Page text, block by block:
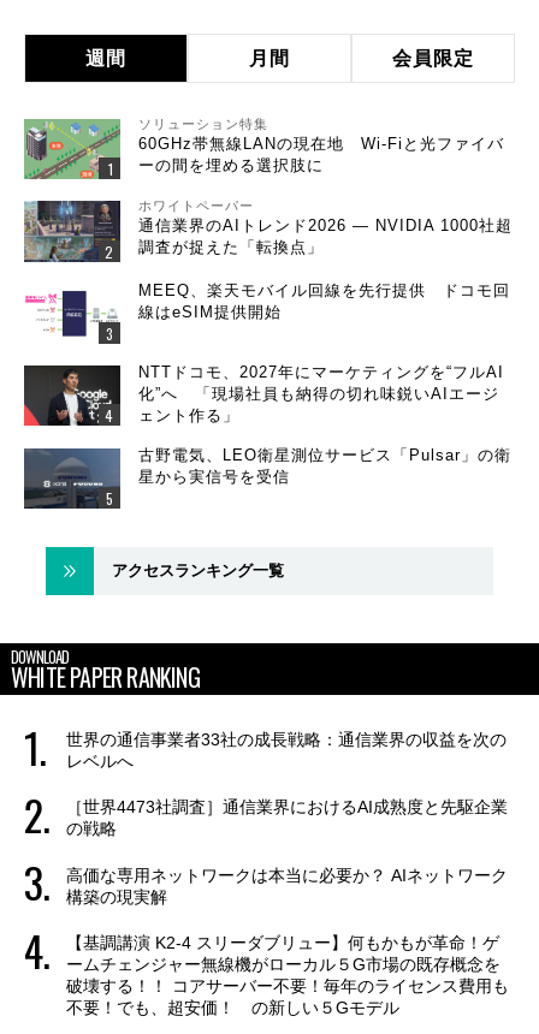
週間 月間 会員限定
ソリューション特集
60GHz帯無線LANの現在地 Wi-Fiと光ファイバ
ーの間を埋める選択肢に
ホワイトペーパー
通信業界のAIトレンド2026 ― NVIDIA 1000社超
調査が捉えた「転換点」
MEEQ、楽天モバイル回線を先行提供 ドコモ回
線はeSIM提供開始
NTTドコモ、2027年にマーケティングを“フルAI
化”へ 「現場社員も納得の切れ味鋭いAIエージ
ェント作る」
古野電気、LEO衛星測位サービス「Pulsar」の衛
星から実信号を受信
アクセスランキング一覧
DOWNLOAD
WHITE PAPER RANKING
世界の通信事業者33社の成長戦略：通信業界の収益を次の
レベルへ
［世界4473社調査］通信業界におけるAI成熟度と先駆企業
の戦略
高価な専用ネットワークは本当に必要か？ AIネットワーク
構築の現実解
【基調講演 K2-4 スリーダブリュー】何もかもが革命！ゲ
ームチェンジャー無線機がローカル５G市場の既存概念を
破壊する！！ コアサーバー不要！毎年のライセンス費用も
不要！でも、超安価！ の新しい５Gモデル